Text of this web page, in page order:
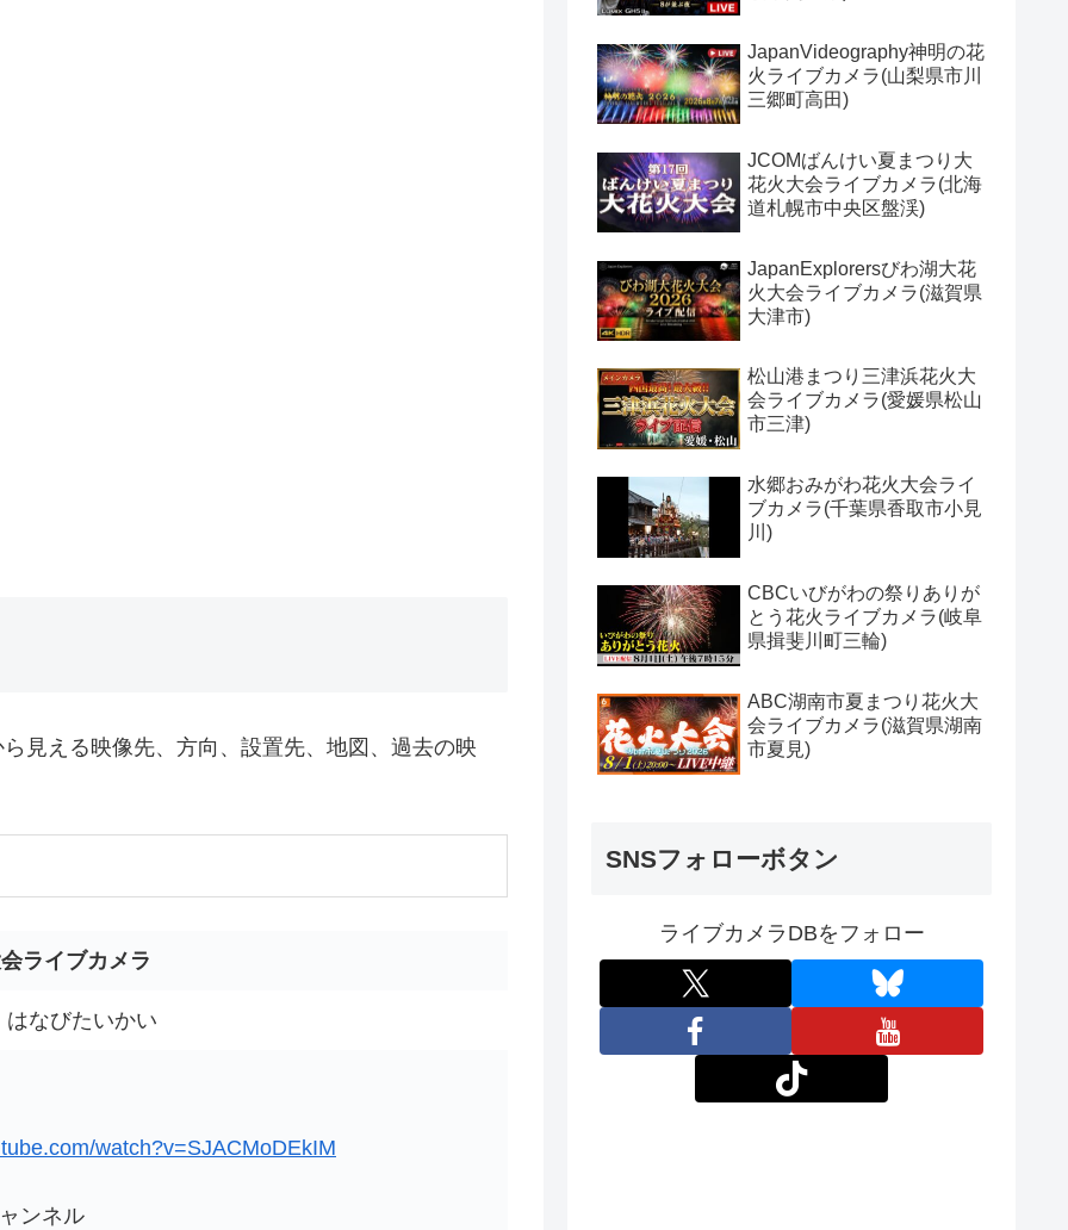
見える映像先、方向、設置先、地図、過去の映
ライブカメラ
なびたいかい
watch?v=SJACMoDEkIM
ンネル
JapanVideography神明の花
火ライブカメラ(山梨県市川
三郷町高田)
JCOMばんけい夏まつり大
花火大会ライブカメラ(北海
道札幌市中央区盤渓)
JapanExplorersびわ湖大花
火大会ライブカメラ(滋賀県
大津市)
松山港まつり三津浜花火大
会ライブカメラ(愛媛県松山
市三津)
水郷おみがわ花火大会ライ
ブカメラ(千葉県香取市小見
川)
CBCいびがわの祭りありが
とう花火ライブカメラ(岐阜
県揖斐川町三輪)
ABC湖南市夏まつり花火大
会ライブカメラ(滋賀県湖南
市夏見)
SNSフォローボタン
ライブカメラDBをフォロー